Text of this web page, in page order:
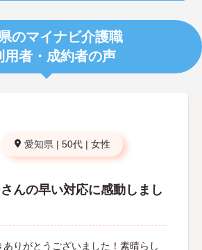
のマイナビ介護職
用者・成約者の声
愛知県 | 50代 | 女性
んの早い対応に感動しまし
ありがとうございました！素晴らし